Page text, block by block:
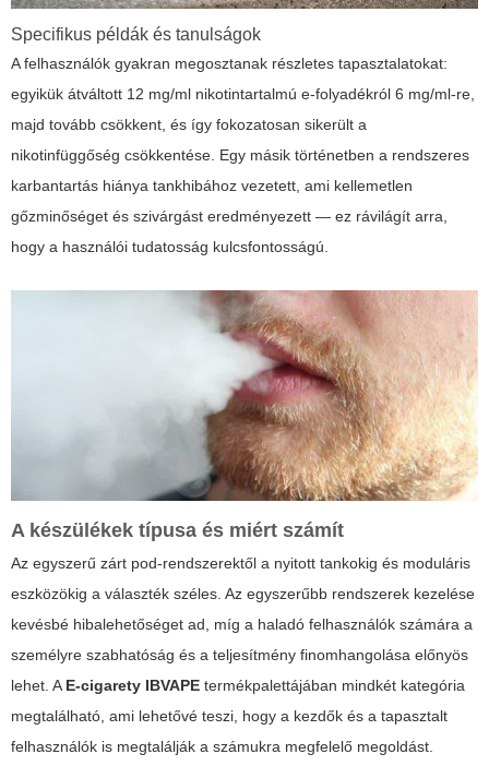
Specifikus példák és tanulságok
A felhasználók gyakran megosztanak részletes tapasztalatokat:
egyikük átváltott 12 mg/ml nikotintartalmú e-folyadékról 6 mg/ml-re,
majd tovább csökkent, és így fokozatosan sikerült a
nikotinfüggőség csökkentése. Egy másik történetben a rendszeres
karbantartás hiánya tankhibához vezetett, ami kellemetlen
gőzminőséget és szivárgást eredményezett — ez rávilágít arra,
hogy a használói tudatosság kulcsfontosságú.
A készülékek típusa és miért számít
Az egyszerű zárt pod-rendszerektől a nyitott tankokig és moduláris
eszközökig a választék széles. Az egyszerűbb rendszerek kezelése
kevésbé hibalehetőséget ad, míg a haladó felhasználók számára a
személyre szabhatóság és a teljesítmény finomhangolása előnyös
lehet. A E-cigarety IBVAPE termékpalettájában mindkét kategória
megtalálható, ami lehetővé teszi, hogy a kezdők és a tapasztalt
felhasználók is megtalálják a számukra megfelelő megoldást.